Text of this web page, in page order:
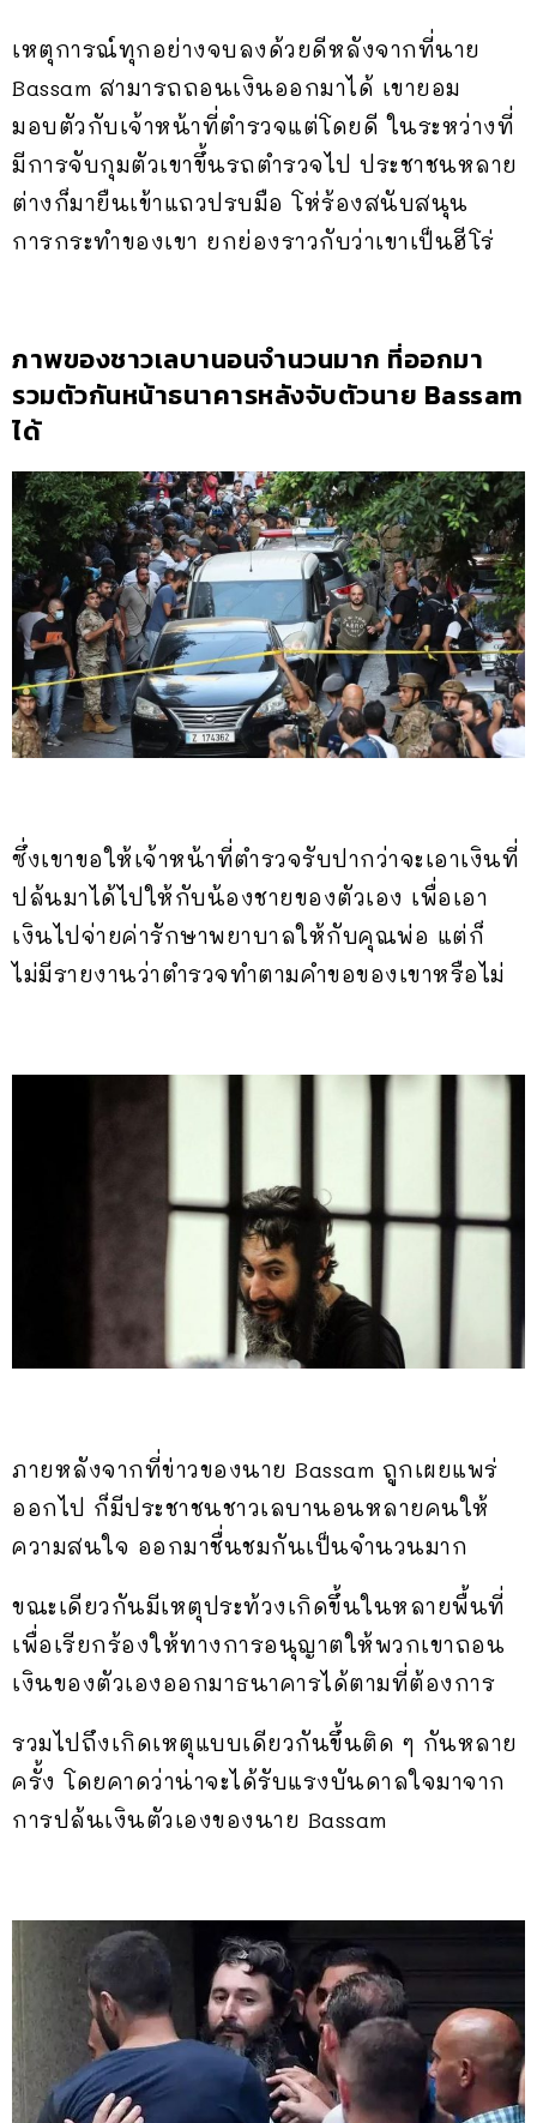
เหตุการณ์ทุกอย่างจบลงด้วยดีหลังจากที่นาย
Bassam สามารถถอนเงินออกมาได้ เขายอม
มอบตัวกับเจ้าหน้าที่ตำรวจแต่โดยดี ในระหว่างที่
มีการจับกุมตัวเขาขึ้นรถตำรวจไป ประชาชนหลาย
ต่างก็มายืนเข้าแถวปรบมือ โห่ร้องสนับสนุน
การกระทำของเขา ยกย่องราวกับว่าเขาเป็นฮีโร่
ภาพของชาวเลบานอนจำนวนมาก ที่ออกมา
รวมตัวกันหน้าธนาคารหลังจับตัวนาย Bassam
ได้
ซึ่งเขาขอให้เจ้าหน้าที่ตำรวจรับปากว่าจะเอาเงินที่
ปล้นมาได้ไปให้กับน้องชายของตัวเอง เพื่อเอา
เงินไปจ่ายค่ารักษาพยาบาลให้กับคุณพ่อ แต่ก็
ไม่มีรายงานว่าตำรวจทำตามคำขอของเขาหรือไม่
ภายหลังจากที่ข่าวของนาย Bassam ถูกเผยแพร่
ออกไป ก็มีประชาชนชาวเลบานอนหลายคนให้
ความสนใจ ออกมาชื่นชมกันเป็นจำนวนมาก
ขณะเดียวกันมีเหตุประท้วงเกิดขึ้นในหลายพื้นที่
เพื่อเรียกร้องให้ทางการอนุญาตให้พวกเขาถอน
เงินของตัวเองออกมาธนาคารได้ตามที่ต้องการ
รวมไปถึงเกิดเหตุแบบเดียวกันขึ้นติด ๆ กันหลาย
ครั้ง โดยคาดว่าน่าจะได้รับแรงบันดาลใจมาจาก
การปล้นเงินตัวเองของนาย Bassam